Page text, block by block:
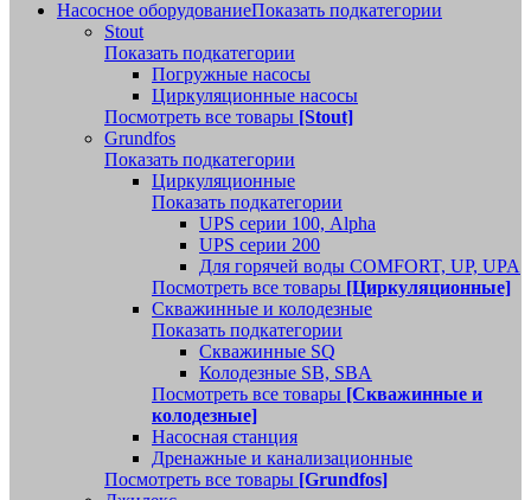
Насосное оборудованиеПоказать подкатегории
Stout
Показать подкатегории
Погружные насосы
Циркуляционные насосы
Посмотреть все товары [Stout]
Grundfos
Показать подкатегории
Циркуляционные
Показать подкатегории
UPS серии 100, Alpha
UPS серии 200
Для горячей воды COMFORT, UP, UPA
Посмотреть все товары [Циркуляционные]
Скважинные и колодезные
Показать подкатегории
Скважинные SQ
Колодезные SB, SBA
Посмотреть все товары [Скважинные и
колодезные]
Насосная станция
Дренажные и канализационные
Посмотреть все товары [Grundfos]